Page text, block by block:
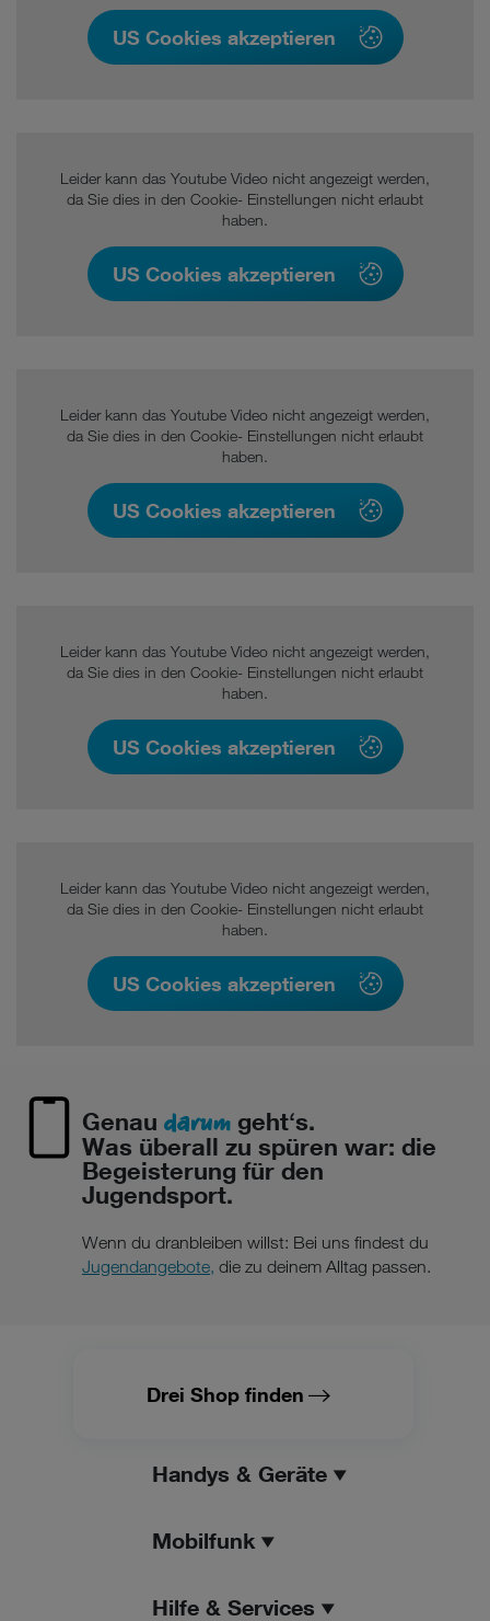
US Cookies akzeptieren
Leider kann das Youtube Video nicht angezeigt werden,
da Sie dies in den Cookie- Einstellungen nicht erlaubt
haben.
US Cookies akzeptieren
Leider kann das Youtube Video nicht angezeigt werden,
da Sie dies in den Cookie- Einstellungen nicht erlaubt
haben.
US Cookies akzeptieren
Leider kann das Youtube Video nicht angezeigt werden,
da Sie dies in den Cookie- Einstellungen nicht erlaubt
haben.
US Cookies akzeptieren
Leider kann das Youtube Video nicht angezeigt werden,
da Sie dies in den Cookie- Einstellungen nicht erlaubt
haben.
US Cookies akzeptieren
Genau darum geht‘s.
Was überall zu spüren war: die
Begeisterung für den
Jugendsport.
Wenn du dranbleiben willst: Bei uns findest du
Jugendangebote, die zu deinem Alltag passen.
Drei Shop finden
Handys & Geräte
Mobilfunk
Hilfe & Services